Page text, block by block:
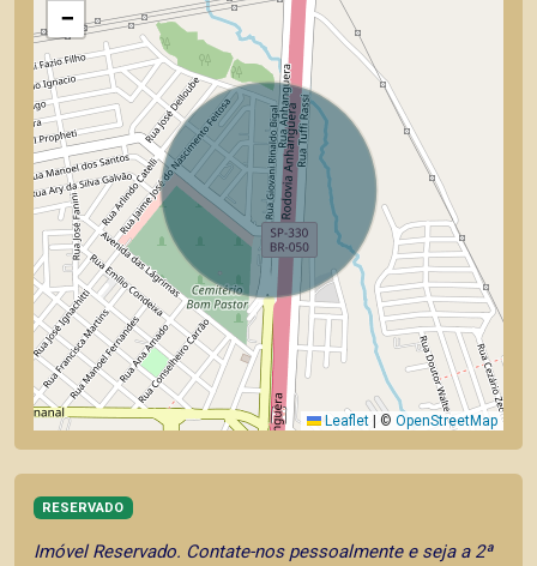
−
Leaflet © OpenStreetMap
RESERVADO
Imóvel Reservado. Contate-nos pessoalmente e seja a 2ª